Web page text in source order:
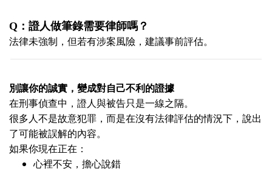
Q ：證人做筆錄需要律師嗎？
法律未強制，但若有涉案風險，建議事前評估。
別讓你的誠實，變成對自己不利的證據
在刑事偵查中，證人與被告只是一線之隔。
很多人不是故意犯罪，而是在沒有法律評估的情況下，說出
了可能被誤解的內容。
如果你現在正在：
心裡不安，擔心說錯